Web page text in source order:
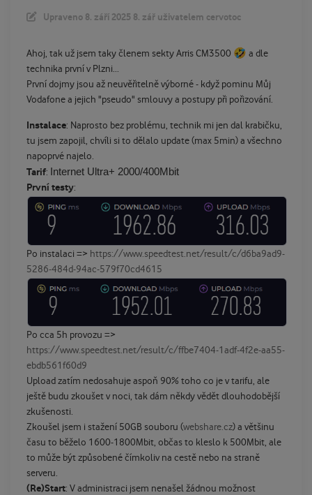
Upraveno 8. září 2025 8. zářuživatelem cervotoc
Ahoj, tak už jsem taky členem sekty Arris CM3500 🤣 a dle
technika první v Plzni...
První dojmy jsou až neuvěřitelně výborné - když pominu Můj
Vodafone a jejich "pseudo" smlouvy a postupy při pořizování.
Instalace: Naprosto bez problému, technik mi jen dal krabičku,
tu jsem zapojil, chvíli si to dělalo update (max 5min) a všechno
napoprvé najelo.
Tarif: Internet Ultra+ 2000/400Mbit
První testy:
Po instalaci => https://www.speedtest.net/result/c/d6ba9ad9-
5286-484d-94ac-579f70cd4615
Po cca 5h provozu =>
https://www.speedtest.net/result/c/ffbe7404-1adf-4f2e-aa55-
ebdb561f60d9
Upload zatím nedosahuje aspoň 90% toho co je v tarifu, ale
ještě budu zkoušet v noci, tak dám někdy vědět dlouhodobější
zkušenosti.
Zkoušel jsem i stažení 50GB souboru (webshare.cz) a většinu
času to běželo 1600-1800Mbit, občas to kleslo k 500Mbit, ale
to může být způsobené čímkoliv na cestě nebo na straně
serveru.
(Re)Start: V administraci jsem nenašel žádnou možnost